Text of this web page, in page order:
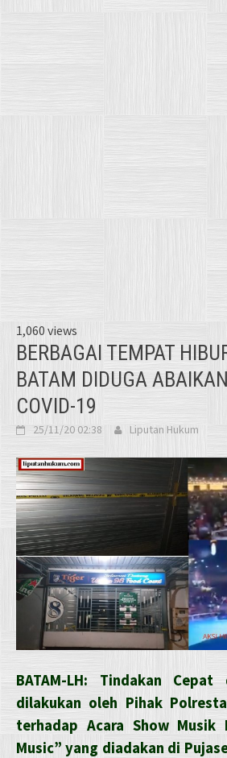
1,060 views
BERBAGAI TEMPAT
BATAM DIDUGA
COVID-19
25/11/20 02:38 Liputan Hukum
BATAM-LH: Tindakan
dilakukan oleh Pihak
terhadap Acara Show Musik
Music” yang diadakan di